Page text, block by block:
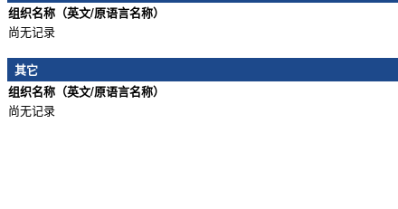
组织名称（英文/原语言名称）
尚无记录
其它
组织名称（英文/原语言名称）
尚无记录